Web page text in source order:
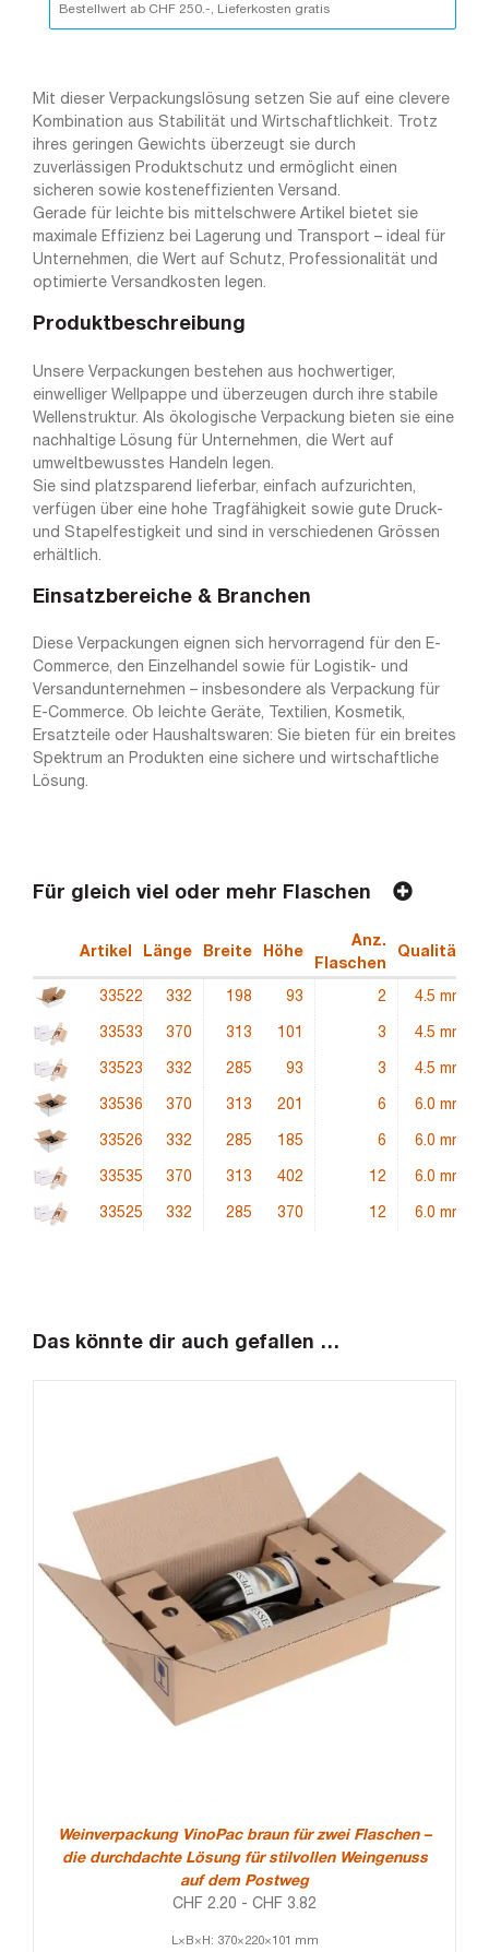
Bestellwert ab CHF 250.-, Lieferkosten gratis
Mit dieser Verpackungslösung setzen Sie auf eine clevere
Kombination aus Stabilität und Wirtschaftlichkeit. Trotz
ihres geringen Gewichts überzeugt sie durch
zuverlässigen Produktschutz und ermöglicht einen
sicheren sowie kosteneffizienten Versand.
Gerade für leichte bis mittelschwere Artikel bietet sie
maximale Effizienz bei Lagerung und Transport – ideal für
Unternehmen, die Wert auf Schutz, Professionalität und
optimierte Versandkosten legen.
Produktbeschreibung
Unsere Verpackungen bestehen aus hochwertiger,
einwelliger Wellpappe und überzeugen durch ihre stabile
Wellenstruktur. Als ökologische Verpackung bieten sie eine
nachhaltige Lösung für Unternehmen, die Wert auf
umweltbewusstes Handeln legen.
Sie sind platzsparend lieferbar, einfach aufzurichten,
verfügen über eine hohe Tragfähigkeit sowie gute Druck-
und Stapelfestigkeit und sind in verschiedenen Grössen
erhältlich.
Einsatzbereiche & Branchen
Diese Verpackungen eignen sich hervorragend für den E-
Commerce, den Einzelhandel sowie für Logistik- und
Versandunternehmen – insbesondere als Verpackung für
E-Commerce. Ob leichte Geräte, Textilien, Kosmetik,
Ersatzteile oder Haushaltswaren: Sie bieten für ein breites
Spektrum an Produkten eine sichere und wirtschaftliche
Lösung.
Für gleich viel oder mehr Flaschen
Artikel Länge Breite Höhe
Anz.
Flaschen
Qualität
33522 332 198 93 2 4.5 mm
33533 370 313 101 3 4.5 mm
33523 332 285 93 3 4.5 mm
33536 370 313 201 6 6.0 mm
33526 332 285 185 6 6.0 mm
33535 370 313 402 12 6.0 mm
33525 332 285 370 12 6.0 mm
Das könnte dir auch gefallen …
Weinverpackung VinoPac braun für zwei Flaschen –
die durchdachte Lösung für stilvollen Weingenuss
auf dem Postweg
CHF 2.20 - CHF 3.82
L×B×H: 370×220×101 mm